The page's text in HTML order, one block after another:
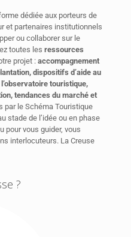
dédiée aux porteurs de
et partenaires institutionnels
ou collaborer sur le
toutes les ressources
projet : accompagnement
dispositifs d’aide au
touristique,
tendances du marché et
par le Schéma Touristique
stade de l’idée ou en phase
pour vous guider, vous
interlocuteurs. La Creuse
?